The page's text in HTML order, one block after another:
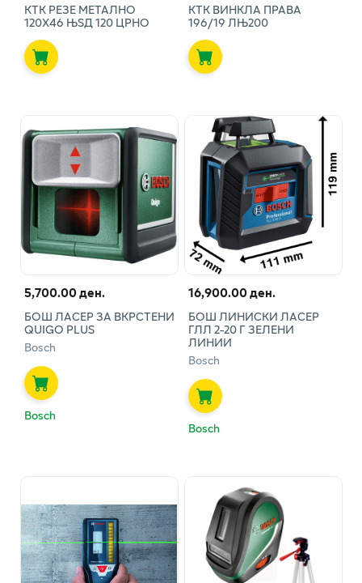
КТК РЕЗЕ МЕТАЛНО
120Х46 ЊЅД 120 ЦРНО
КТК ВИНКЛА ПРАВА
196/19 ЛЊ200
5,700.00 ден.
БОШ ЛАСЕР ЗА ВКРСТЕНИ
QUIGO PLUS
Bosch
Bosch
16,900.00 ден.
БОШ ЛИНИСКИ ЛАСЕР
ГЛЛ 2-20 Г ЗЕЛЕНИ
ЛИНИИ
Bosch
Bosch